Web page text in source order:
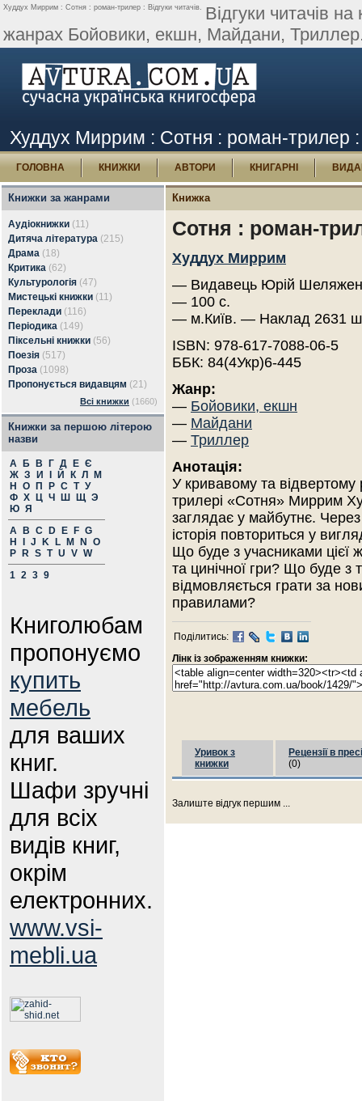
Худдух Миррим : Сотня : роман-трилер : Відгуки читачів. Відгуки читачів
жанрах Бойовики, екшн, Майдани,
Худдух Миррим : Сотня : роман-трилер :
ГОЛОВНА КНИЖКИ АВТОРИ КНИГАРНІ
Книжки за жанрами
Аудіокнижки (11)
Дитяча література (215)
Драма (18)
Критика (62)
Культурологія (47)
Мистецькі книжки (11)
Переклади (116)
Періодика (149)
Піксельні книжки (56)
Поезія (517)
Проза (1098)
Пропонується видавцям (21)
Всі книжки (1660)
Книжки за першою літерою
назви
А Б В Г Д Е Є
Ж З И Й К Л
М
Н
О П Р С Т У
Ф Х Ц Ч Ш Щ Э
Ю Я
A
B C D E F G
H
J K L M N
O
P
R S T U V W
1 2 3 9
Книголюбам
пропонуємо
купить
мебель
для ваших
книг.
Шафи зручні
для всіх
видів книг,
окрім
електронних.
www.vsi-
mebli.ua
Книжка
Сотня : роман-
Худдух Миррим
— Видавець Юрій
— 100 с.
— м.Київ. — Наклад 2631
ISBN: 978-617-7088-06-5
ББК: 84(4Укр)6-445
Жанр:
— Бойовики, екшн
— Майдани
— Триллер
Анотація:
У кривавому та відвертому
трилері «Сотня» Миррим
заглядає у майбутнє. Через
історія повториться у
Що буде з учасниками цієї
та цинічної гри? Що буде з
відмовляється грати за
правилами?
Поділитись:
Лінк із зображенням книжки:
Уривок з
книжки
Рецензії в пресі
(0)
Залиште відгук першим ...